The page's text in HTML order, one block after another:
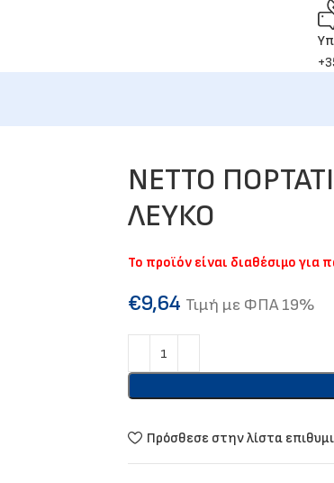
NETTO
ΛΕΥΚΟ
Το προϊόν είναι διαθέσιμο
€9,64 Τιμή με ΦΠΑ 19%
Πρόσθεσε στην λίστα